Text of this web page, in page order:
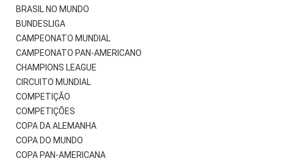
BRASIL NO MUNDO
BUNDESLIGA
CAMPEONATO MUNDIAL
CAMPEONATO PAN-AMERICANO
CHAMPIONS LEAGUE
CIRCUITO MUNDIAL
COMPETIÇÃO
COMPETIÇÕES
COPA DA ALEMANHA
COPA DO MUNDO
COPA PAN-AMERICANA